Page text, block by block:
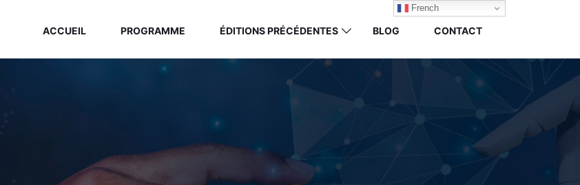
ACCUEIL PROGRAMME ÉDITIONS PRÉCÉDENTES BLOG CONTACT
French